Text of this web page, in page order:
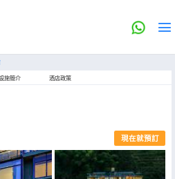
施簡介 酒店政策
現在就預訂